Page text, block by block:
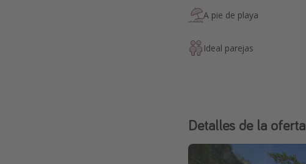
A pie de playa
Ideal parejas
Detalles de la oferta